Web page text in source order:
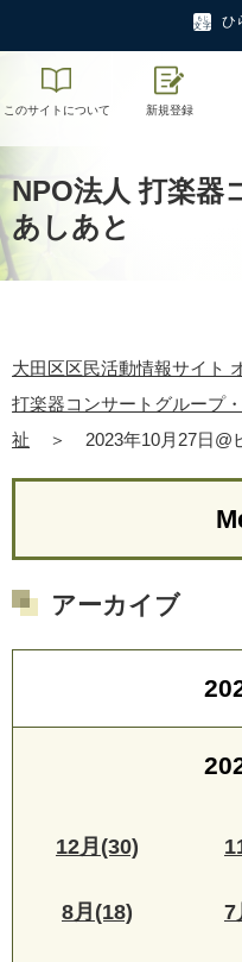
ひ
このサイトについて 新規登録
NPO法人 打楽器
あしあと
大田区区民活動情報サイト
打楽器コンサートグループ
祉
＞ 2023年10月27日@
アーカイブ
12月(30)
8月(18) 7